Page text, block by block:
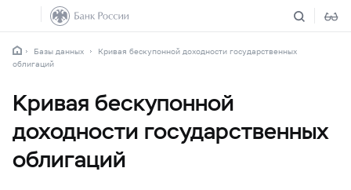
Базы данных
Кривая бескупонной доходности государственных
облигаций
Кривая бескупонной
доходности государственных
облигаций